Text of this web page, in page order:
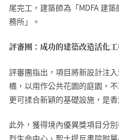
尾完工，建築師為「MDFA 建
務所」。
評審團：成功的建築改造活化
評審團指出，項目將新設計注
橋，以用作公共花園的庭園，
更可揉合新穎的基礎設施，是
此外，獲得境內優異獎項目分